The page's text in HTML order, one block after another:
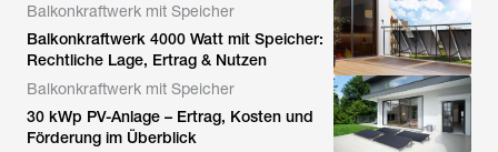
Balkonkraftwerk mit Speicher
Balkonkraftwerk 4000 Watt mit Speicher:
Rechtliche Lage, Ertrag & Nutzen
Balkonkraftwerk mit Speicher
30 kWp PV-Anlage – Ertrag, Kosten und
Förderung im Überblick